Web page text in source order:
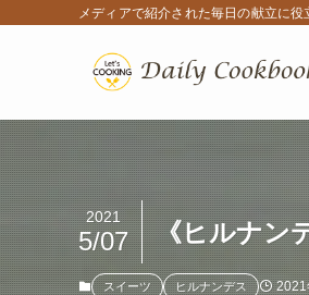
メディアで紹介された毎日の献立に
《ヒルナン
2021
5/07
スイーツ ヒルナンデス 2021